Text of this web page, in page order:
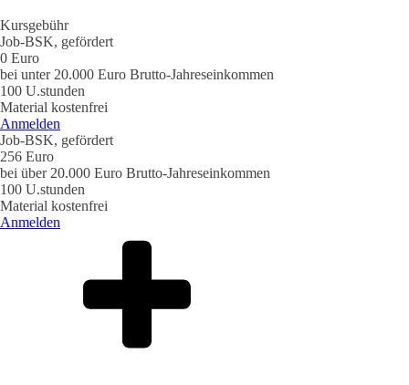
Kursgebühr
Job-BSK, gefördert
0 Euro
bei unter 20.000 Euro Brutto-Jahreseinkommen
100 U.stunden
Material kostenfrei
Anmelden
Job-BSK, gefördert
256 Euro
bei über 20.000 Euro Brutto-Jahreseinkommen
100 U.stunden
Material kostenfrei
Anmelden